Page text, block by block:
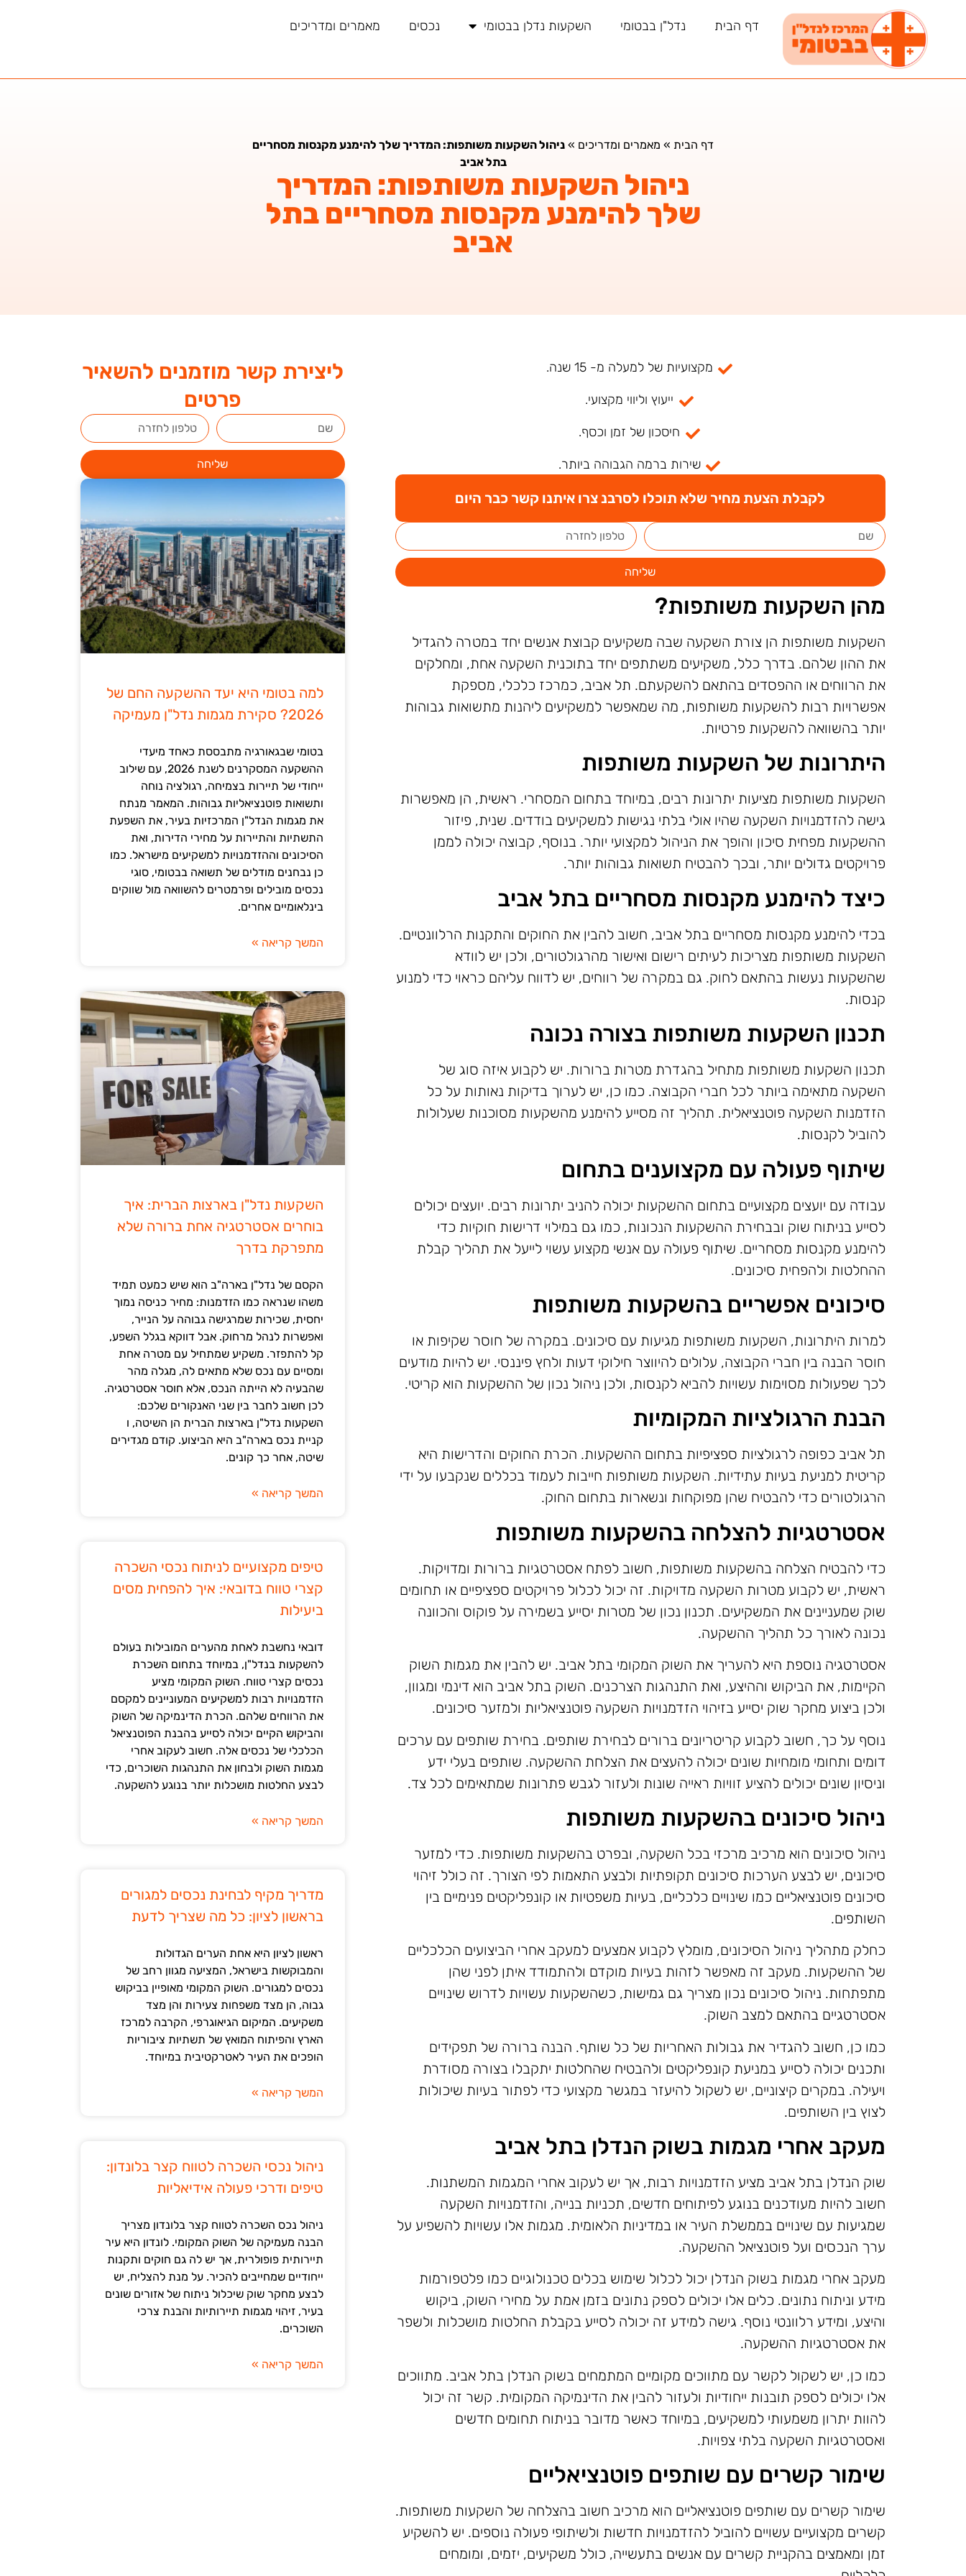
דף הבית נדל"ן בבטומי השקעות נדלן בבטומי נכסים מאמרים ומדריכים
דף הבית » מאמרים ומדריכים » ניהול השקעות משותפות: המדריך שלך להימנע מקנסות מסחריים
בתל אביב
ניהול השקעות משותפות: המדריך
שלך להימנע מקנסות מסחריים בתל
אביב
ליצירת קשר מוזמנים להשאיר
פרטים
שליחה
למה בטומי היא יעד ההשקעה החם של
2026? סקירת מגמות נדל"ן מעמיקה
בטומי שבגאורגיה מתבססת כאחד מיעדי
ההשקעה המסקרנים לשנת 2026, עם שילוב
ייחודי של תיירות בצמיחה, רגולציה נוחה
ותשואות פוטנציאליות גבוהות. המאמר מנתח
את מגמות הנדל"ן המרכזיות בעיר, את השפעת
התשתיות והתיירות על מחירי הדירות, ואת
הסיכונים וההזדמנויות למשקיעים מישראל. כמו
כן נבחנים מודלים של תשואה בבטומי, סוגי
נכסים מובילים ופרמטרים להשוואה מול שווקים
בינלאומיים אחרים.
המשך קריאה »
השקעות נדל"ן בארצות הברית: איך
בוחרים אסטרטגיה אחת ברורה שלא
מתפרקת בדרך
הקסם של נדל"ן בארה"ב הוא שיש כמעט תמיד
משהו שנראה כמו הזדמנות: מחיר כניסה נמוך
יחסית, שכירות שמרגישה גבוהה על הנייר,
ואפשרות לנהל מרחוק. אבל דווקא בגלל השפע,
קל להתפזר. משקיע שמתחיל עם מטרה אחת
ומסיים עם נכס שלא מתאים לה, מגלה מהר
שהבעיה לא הייתה הנכס, אלא חוסר אסטרטגיה.
לכן חשוב לחבר בין שני האנקורים שלכם:
השקעות נדל"ן בארצות הברית הן השיטה, ו
קניית נכס בארה"ב היא הביצוע. קודם מגדירים
שיטה, אחר כך קונים.
המשך קריאה »
טיפים מקצועיים לניתוח נכסי השכרה
קצרי טווח בדובאי: איך להפחית מסים
ביעילות
דובאי נחשבת לאחת מהערים המובילות בעולם
להשקעות בנדל"ן, במיוחד בתחום השכרת
נכסים קצרי טווח. השוק המקומי מציע
הזדמנויות רבות למשקיעים המעוניינים למקסם
את הרווחים שלהם. הכרת הדינמיקה של השוק
והביקוש הקיים יכולה לסייע בהבנת הפוטנציאל
הכלכלי של נכסים אלה. חשוב לעקוב אחרי
מגמות השוק ולבחון את התנהגות השוכרים, כדי
לבצע החלטות מושכלות יותר בנוגע להשקעה.
המשך קריאה »
מדריך מקיף לבחינת נכסים למגורים
בראשון לציון: כל מה שצריך לדעת
ראשון לציון היא אחת הערים הגדולות
והמבוקשות בישראל, המציעה מגוון רחב של
נכסים למגורים. השוק המקומי מאופיין בביקוש
גבוה, הן מצד משפחות צעירות והן מצד
משקיעים. המיקום הגיאוגרפי, הקרבה למרכז
הארץ והפיתוח המואץ של תשתיות ציבוריות
הופכים את העיר לאטרקטיבית במיוחד.
המשך קריאה »
ניהול נכסי השכרה לטווח קצר בלונדון:
טיפים ודרכי פעולה אידיאליות
ניהול נכס השכרה לטווח קצר בלונדון מצריך
הבנה מעמיקה של השוק המקומי. לונדון היא עיר
תיירותית פופולרית, אך יש לה גם חוקים ותקנות
ייחודיים שמחייבים להכיר. על מנת להצליח, יש
לבצע מחקר שוק שיכלול ניתוח של אזורים שונים
בעיר, זיהוי מגמות תיירותיות והבנת צרכי
השוכרים.
המשך קריאה »
מקצועיות של למעלה מ- 15 שנה.
ייעוץ וליווי מקצועי.
חיסכון של זמן וכסף.
שירות ברמה הגבוהה ביותר.
לקבלת הצעת מחיר שלא תוכלו לסרבנ צרו איתנו קשר כבר היום
שליחה
מהן השקעות משותפות?
השקעות משותפות הן צורת השקעה שבה משקיעים קבוצת אנשים יחד במטרה להגדיל
את ההון שלהם. בדרך כלל, משקיעים משתתפים יחד בתוכנית השקעה אחת, ומחלקים
את הרווחים או ההפסדים בהתאם להשקעתם. תל אביב, כמרכז כלכלי, מספקת
אפשרויות רבות להשקעות משותפות, מה שמאפשר למשקיעים ליהנות מתשואות גבוהות
יותר בהשוואה להשקעות פרטיות.
היתרונות של השקעות משותפות
השקעות משותפות מציעות יתרונות רבים, במיוחד בתחום המסחרי. ראשית, הן מאפשרות
גישה להזדמנויות השקעה שהיו אולי בלתי נגישות למשקיעים בודדים. שנית, פיזור
ההשקעות מפחית סיכון והופך את הניהול למקצועי יותר. בנוסף, קבוצה יכולה לממן
פרויקטים גדולים יותר, ובכך להבטיח תשואות גבוהות יותר.
כיצד להימנע מקנסות מסחריים בתל אביב
בכדי להימנע מקנסות מסחריים בתל אביב, חשוב להבין את החוקים והתקנות הרלוונטיים.
השקעות משותפות מצריכות לעיתים רישום ואישור מהרגולטורים, ולכן יש לוודא
שהשקעות נעשות בהתאם לחוק. גם במקרה של רווחים, יש לדווח עליהם כראוי כדי למנוע
קנסות.
תכנון השקעות משותפות בצורה נכונה
תכנון השקעות משותפות מתחיל בהגדרת מטרות ברורות. יש לקבוע איזה סוג של
השקעה מתאימה ביותר לכל חברי הקבוצה. כמו כן, יש לערוך בדיקות נאותות על כל
הזדמנות השקעה פוטנציאלית. תהליך זה מסייע להימנע מהשקעות מסוכנות שעלולות
להוביל לקנסות.
שיתוף פעולה עם מקצוענים בתחום
עבודה עם יועצים מקצועיים בתחום ההשקעות יכולה להניב יתרונות רבים. יועצים יכולים
לסייע בניתוח שוק ובבחירת ההשקעות הנכונות, כמו גם במילוי דרישות חוקיות כדי
להימנע מקנסות מסחריים. שיתוף פעולה עם אנשי מקצוע עשוי לייעל את תהליך קבלת
ההחלטות ולהפחית סיכונים.
סיכונים אפשריים בהשקעות משותפות
למרות היתרונות, השקעות משותפות מגיעות עם סיכונים. במקרה של חוסר שקיפות או
חוסר הבנה בין חברי הקבוצה, עלולים להיווצר חילוקי דעות ולחץ פיננסי. יש להיות מודעים
לכך שפעולות מסוימות עשויות להביא לקנסות, ולכן ניהול נכון של ההשקעות הוא קריטי.
הבנת הרגולציות המקומיות
תל אביב כפופה לרגולציות ספציפיות בתחום ההשקעות. הכרת החוקים והדרישות היא
קריטית למניעת בעיות עתידיות. השקעות משותפות חייבות לעמוד בכללים שנקבעו על ידי
הרגולטורים כדי להבטיח שהן מפוקחות ונשארות בתחום החוק.
אסטרטגיות להצלחה בהשקעות משותפות
כדי להבטיח הצלחה בהשקעות משותפות, חשוב לפתח אסטרטגיות ברורות ומדויקות.
ראשית, יש לקבוע מטרות השקעה מדויקות. זה יכול לכלול פרויקטים ספציפיים או תחומים
שוק שמעניינים את המשקיעים. תכנון נכון של מטרות יסייע בשמירה על פוקוס והכוונה
נכונה לאורך כל תהליך ההשקעה.
אסטרטגיה נוספת היא להעריך את השוק המקומי בתל אביב. יש להבין את מגמות השוק
הקיימות, את הביקוש וההיצע, ואת התנהגות הצרכנים. השוק בתל אביב הוא דינמי ומגוון,
ולכן ביצוע מחקר שוק יסייע בזיהוי הזדמנויות השקעה פוטנציאליות ולמזער סיכונים.
נוסף על כך, חשוב לקבוע קריטריונים ברורים לבחירת שותפים. בחירת שותפים עם ערכים
דומים ותחומי מומחיות שונים יכולה להעצים את הצלחת ההשקעה. שותפים בעלי ידע
וניסיון שונים יכולים להציע זוויות ראייה שונות ולעזור לגבש פתרונות שמתאימים לכל צד.
ניהול סיכונים בהשקעות משותפות
ניהול סיכונים הוא מרכיב מרכזי בכל השקעה, ובפרט בהשקעות משותפות. כדי למזער
סיכונים, יש לבצע הערכות סיכונים תקופתיות ולבצע התאמות לפי הצורך. זה כולל זיהוי
סיכונים פוטנציאליים כמו שינויים כלכליים, בעיות משפטיות או קונפליקטים פנימיים בין
השותפים.
כחלק מתהליך ניהול הסיכונים, מומלץ לקבוע אמצעים למעקב אחרי הביצועים הכלכליים
של ההשקעות. מעקב זה מאפשר לזהות בעיות מוקדם ולהתמודד איתן לפני שהן
מתפתחות. ניהול סיכונים נכון מצריך גם גמישות, כשהשקעות עשויות לדרוש שינויים
אסטרטגיים בהתאם למצב השוק.
כמו כן, חשוב להגדיר את גבולות האחריות של כל שותף. הבנה ברורה של תפקידים
ותכנים יכולה לסייע במניעת קונפליקטים ולהבטיח שהחלטות יתקבלו בצורה מסודרת
ויעילה. במקרים קיצוניים, יש לשקול להיעזר במגשר מקצועי כדי לפתור בעיות שיכולות
לצוץ בין השותפים.
מעקב אחרי מגמות בשוק הנדלן בתל אביב
שוק הנדלן בתל אביב מציע הזדמנויות רבות, אך יש לעקוב אחרי המגמות המשתנות.
חשוב להיות מעודכנים בנוגע לפיתוחים חדשים, תכניות בנייה, והזדמנויות השקעה
שמגיעות עם שינויים בממשלת העיר או במדיניות הלאומית. מגמות אלו עשויות להשפיע על
ערך הנכסים ועל פוטנציאל ההשקעה.
מעקב אחרי מגמות בשוק הנדלן יכול לכלול שימוש בכלים טכנולוגיים כמו פלטפורמות
מידע וניתוח נתונים. כלים אלו יכולים לספק נתונים בזמן אמת על מחירי השוק, ביקוש
והיצע, ומידע רלוונטי נוסף. גישה למידע זה יכולה לסייע בקבלת החלטות מושכלות ולשפר
את אסטרטגיות ההשקעה.
כמו כן, יש לשקול לקשר עם מתווכים מקומיים המתמחים בשוק הנדלן בתל אביב. מתווכים
אלו יכולים לספק תובנות ייחודיות ולעזור להבין את הדינמיקה המקומית. קשר זה יכול
להוות יתרון משמעותי למשקיעים, במיוחד כאשר מדובר בניתוח תחומים חדשים
ואסטרטגיות השקעה בלתי צפויות.
שימור קשרים עם שותפים פוטנציאליים
שימור קשרים עם שותפים פוטנציאליים הוא מרכיב חשוב בהצלחה של השקעות משותפות.
קשרים מקצועיים עשויים להוביל להזדמנויות חדשות ולשיתופי פעולה נוספים. יש להשקיע
זמן ומאמצים בהקניית קשרים עם אנשים בתעשייה, כולל משקיעים, יזמים, ומומחים